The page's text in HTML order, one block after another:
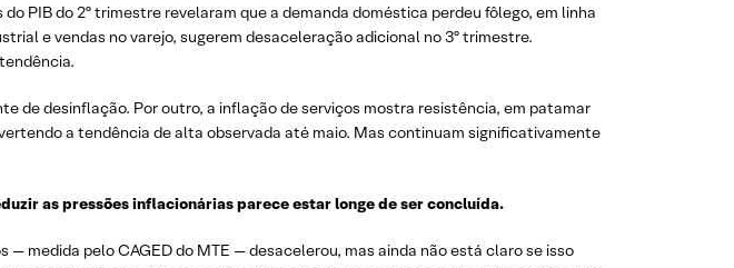
do PIB do 2º trimestre revelaram que a demanda doméstica perdeu fôlego, em linha
e vendas no varejo, sugerem desaceleração adicional no 3º trimestre.
de desinflação. Por outro, a inflação de serviços mostra resistência, em patamar
a tendência de alta observada até maio. Mas continuam significativamente
as pressões inflacionárias parece estar longe de ser concluída.
— medida pelo CAGED do MTE — desacelerou, mas ainda não está claro se isso